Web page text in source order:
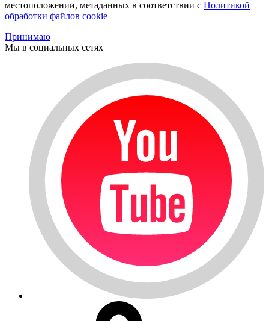
местоположении, метаданных в соответствии с Политикой
обработки файлов cookie
Принимаю
Мы в социальных сетях